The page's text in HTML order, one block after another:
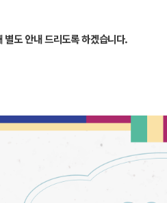
도 안내 드리도록 하겠습니다.